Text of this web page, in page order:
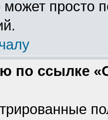
просто
по ссылке